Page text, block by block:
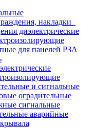
накладки
диэлектрические
для панелей РЗА
и сигнальные
оградительные
сигнальные
аварийные